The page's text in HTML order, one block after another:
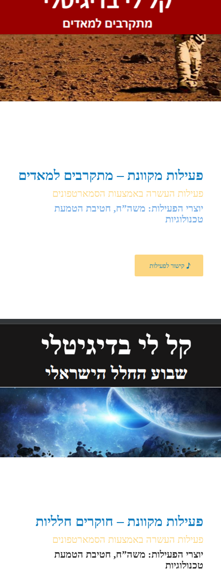
פעילות מקוונת – מתקרבים למאדים
פעילות העשרה באמצעות הסמארטפונים
יוצרי הפעילות: משה”ח, חטיבת הטמעת
טכנולוגיות
קישור לפעילות
פעילות מקוונת – חוקרים חלליות
פעילות העשרה באמצעות הסמארטפונים
יוצרי הפעילות: משה”ח, חטיבת הטמעת
טכנולוגיות